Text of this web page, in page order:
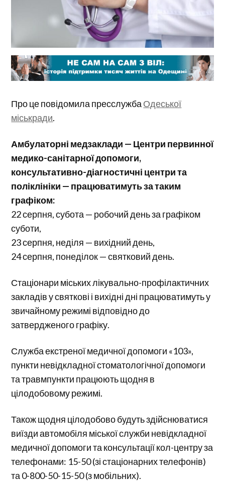
Про це повідомила пресслужбаОдеської
міськради.
Амбулаторні медзаклади — Центри первинної
медико-санітарної допомоги,
консультативно-діагностичні центри та
поліклініки — працюватимуть за таким
графіком:
22 серпня, субота — робочий день за графіком
суботи,
23 серпня, неділя — вихідний день,
24 серпня, понеділок — святковий день.
Стаціонари міських лікувально-профілактичних
закладів у святкові і вихідні дні працюватимуть у
звичайному режимі відповідно до
затвердженого графіку.
Служба екстреної медичної допомоги «103»,
пункти невідкладної стоматологічної допомоги
та травмпункти працюють щодня в
цілодобовому режимі.
Також щодня цілодобово будуть здійснюватися
виїзди автомобіля міської служби невідкладної
медичної допомоги та консультації кол-центру за
телефонами: 15-50 (зі стаціонарних телефонів)
та 0-800-50-15-50 (з мобільних).